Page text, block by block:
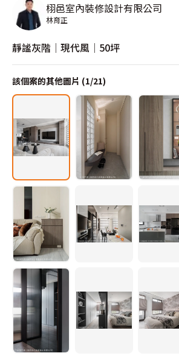
栩邑室內裝修設計有限公司
林育正
靜謐灰階│現代風│50坪
該個案的其他圖片 (1/21)